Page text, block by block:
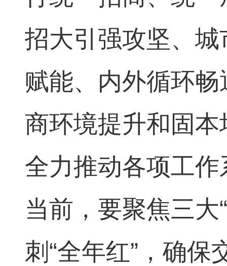
招大引强攻坚、
赋能、内外循环
商环境提升和固本
全力推动各项工
当前，要聚焦三大
刺“全年红”，确